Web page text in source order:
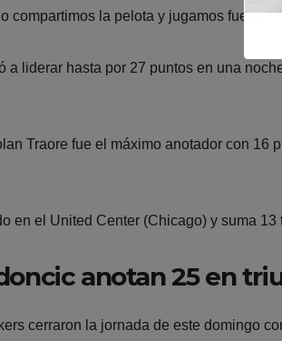
compartimos la pelota y jugamos fuerte».
a liderar hasta por 27 puntos en una
Traore fue el máximo anotador con
en el United Center (Chicago) y suma 13
anotan 25 en
cerraron la jornada de este domingo